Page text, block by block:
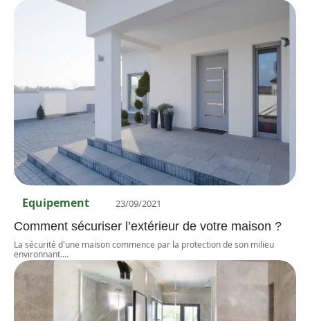
Equipement 23/09/2021
Comment sécuriser l’extérieur de votre maison ?
La sécurité d'une maison commence par la protection de son milieu
environnant.…